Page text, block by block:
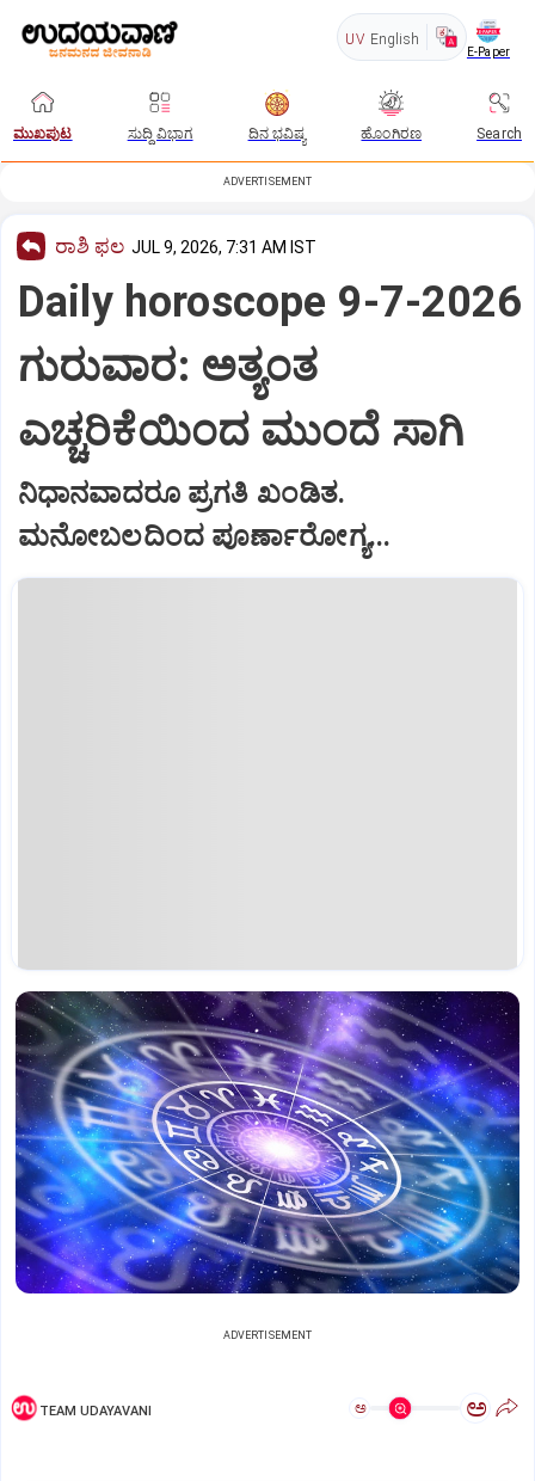
UV English
E-Paper
ಮುಖಪುಟ ಸುದ್ದಿ ವಿಭಾಗ ದಿನ ಭವಿಷ್ಯ ಹೊಂಗಿರಣ Search
ADVERTISEMENT
ರಾಶಿ ಫಲ JUL 9, 2026, 7:31 AM IST
Daily horoscope 9-7-2026
ಗುರುವಾರ: ಅತ್ಯಂತ
ಎಚ್ಚರಿಕೆಯಿಂದ ಮುಂದೆ ಸಾಗಿ
ನಿಧಾನವಾದರೂ ಪ್ರಗತಿ ಖಂಡಿತ.
ಮನೋಬಲದಿಂದ ಪೂರ್ಣಾರೋಗ್ಯ...
ADVERTISEMENT
TEAM UDAYAVANI ಅ ಅ